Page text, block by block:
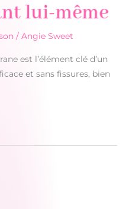
lui-même
/ Angie Sweet
est l’élément clé d’un
et sans fissures, bien